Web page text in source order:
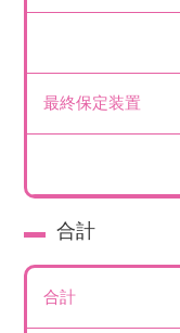
最終保定装置
合計
合計